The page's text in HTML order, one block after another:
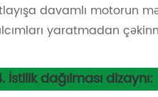
davamlı motorun
yaratmadan
İstilik dağılması dizaynı: